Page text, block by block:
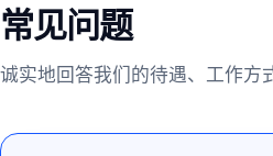
常见问题
诚实地回答我们的待遇、工作方